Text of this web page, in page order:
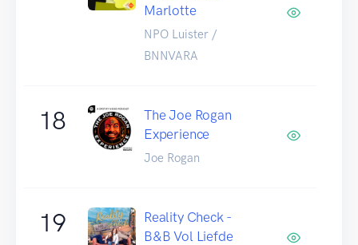
Marlotte
NPO Luister /
BNNVARA
18
The Joe Rogan
Experience
Joe Rogan
19
Reality Check -
B&B Vol Liefde